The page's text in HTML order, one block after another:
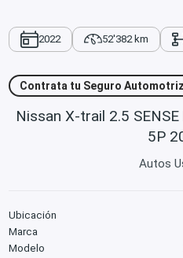
2022 52'382 km
Contrata tu Seguro Automotriz
Nissan X-trail 2.5
5P
Autos
Ubicación
Marca
Modelo